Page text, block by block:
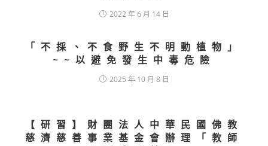
2022 年 6 月 14 日
「不採、不食野生不明動植物」
~~以避免發生中毒危險
2025 年 10 月 8 日
【研習】財團法人中華民國佛教
慈濟慈善事業基金會辦理「教師